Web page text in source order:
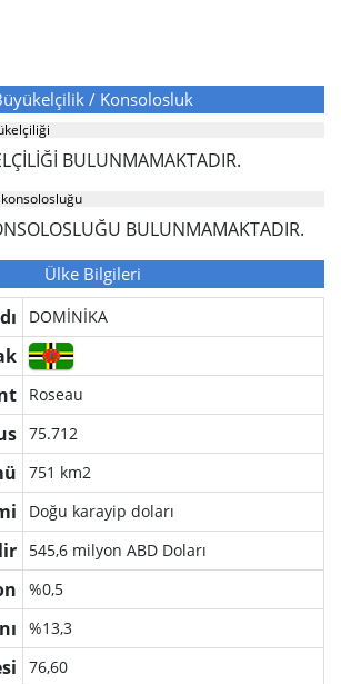
/ Konsolosluk
BULUNMAMAKTADIR.
BULUNMAMAKTADIR.
Ülke Bilgileri
DOMİNİKA
Roseau
75.712
751 km2
Doğu karayip doları
545,6 milyon ABD Doları
%0,5
%13,3
76,60